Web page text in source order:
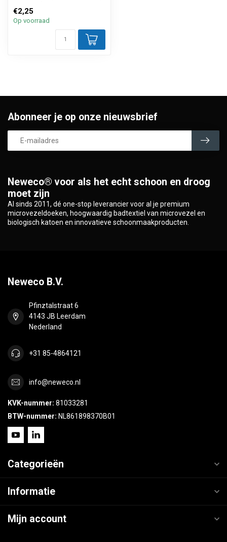
v...
€2,25
Op voorraad
Neweco® voor als het echt schoon en droog
moet zijn
Al sinds 2011, dé one-stop leverancier voor al je premium
microvezeldoeken, hoogwaardig badtextiel van microvezel en
biologisch katoen en innovatieve schoonmaakproducten.
Abonneer je op onze nieuwsbrief
Neweco B.V.
Pfinztalstraat 6
4143 JB Leerdam
Nederland
+31 85-4864121
info@neweco.nl
KVK-nummer: 81033281
BTW-nummer: NL861898370B01
Categorieën
Informatie
Mijn account